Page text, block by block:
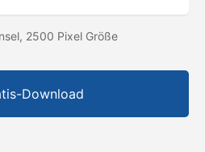
2500 Pixel Größe
Download